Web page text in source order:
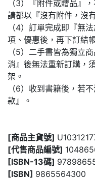
（3）『附件或贈品』
請都以『沒有附件，沒
（4）訂單完成即『無
項、優惠後，再下訂結
（5）二手書皆為獨立
消』後無法重新訂購，
架。
（6）收到書籍後，若
款』。
[商品主貨號]
[代售商品編號]
[ISBN-13碼]
[ISBN] 9865564300